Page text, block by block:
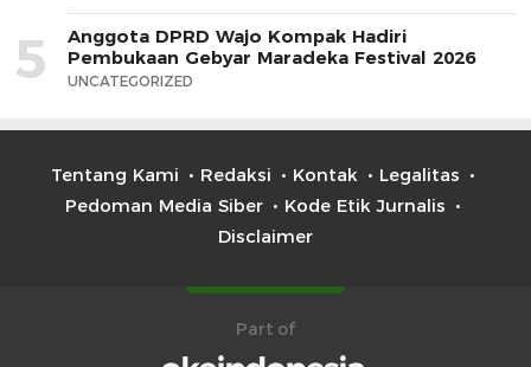
5
Anggota DPRD Wajo Kompak Hadiri
Pembukaan Gebyar Maradeka Festival 2026
UNCATEGORIZED
Tentang Kami Redaksi Kontak
Legalitas
Pedoman Media Siber
Kode Etik Jurnalis
Disclaimer
Part of